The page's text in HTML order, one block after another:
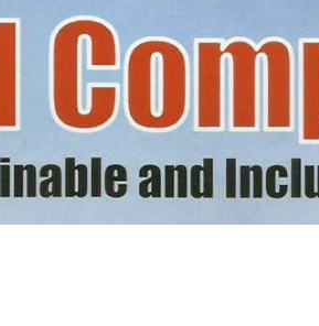
Lampung Kenalkan Sosmocaf
Rp1.100 Triliun